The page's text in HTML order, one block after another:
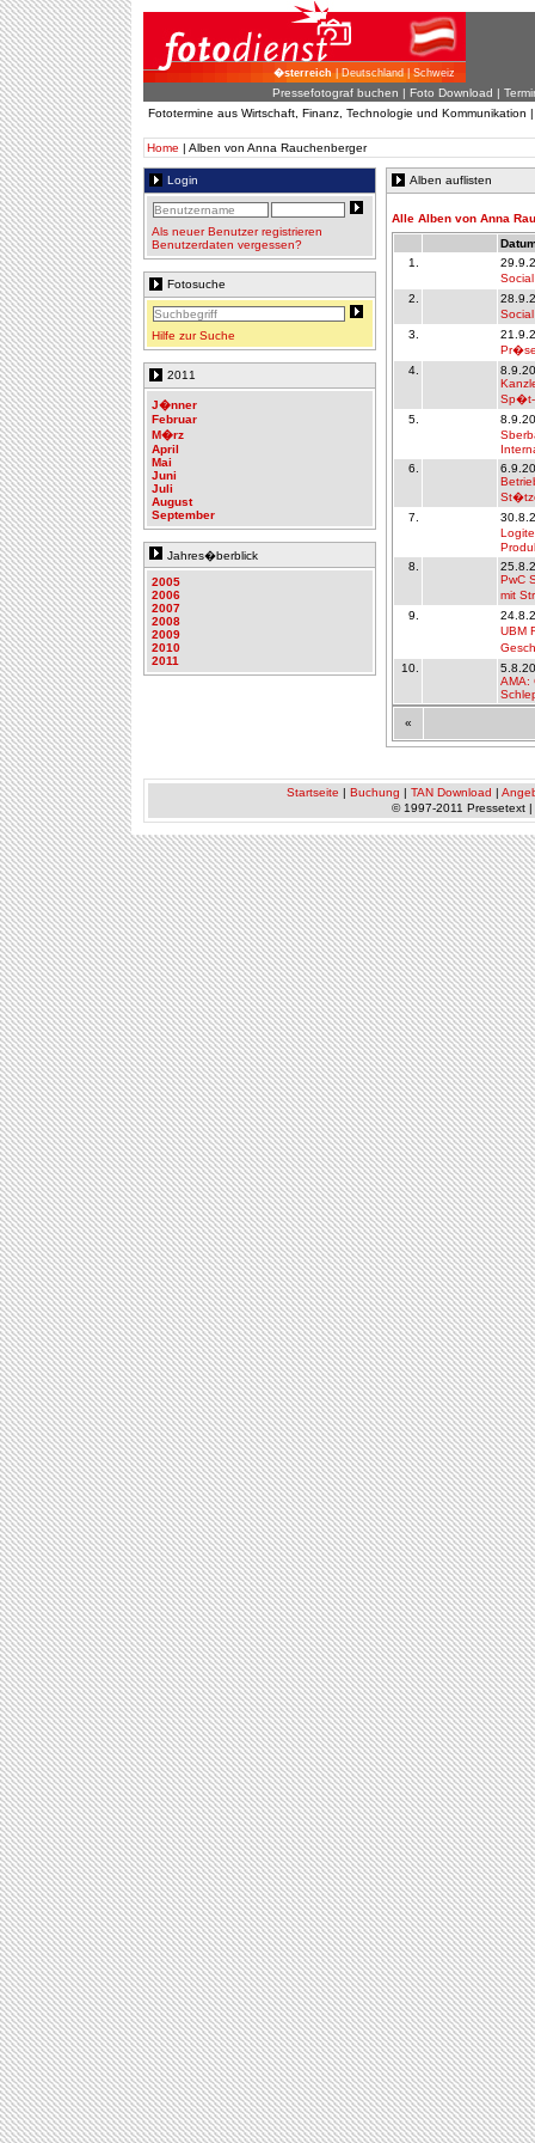
�sterreich| Deutschland | Schweiz
Pressefotograf buchen | Foto Download |
Fototermine aus Wirtschaft, Finanz, Technologie und Kommunikation
Home | Alben von Anna Rauchenberger
Login
Als neuer Benutzer registrieren
Benutzerdaten vergessen?
Fotosuche
Hilfe zur Suche
2011
J�nner
Februar
M�rz
April
Mai
Juni
Juli
August
September
Jahres�berblick
2005
2006
2007
2008
2009
2010
2011
Alben auflisten
Alle Alben von Anna
1.
2.
3.
4.
Sp�t-
5.
6.
7.
8.
PwC
mit
9.
UBM
10.
AMA:
«
Startseite | Buchung | TAN Download |
© 1997-2011 Pressetext